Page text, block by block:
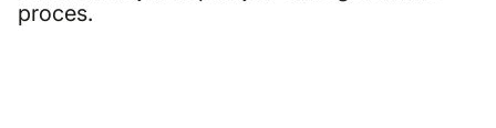
proces.